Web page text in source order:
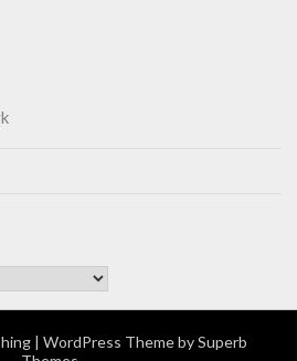
| WordPress Theme bySuperb